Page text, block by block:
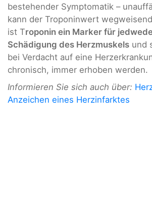
bestehender Symptomatik –
kann der Troponinwert
ist Troponin ein Marker für
Schädigung des Herzmuskels und
bei Verdacht auf eine
chronisch, immer erhoben werden.
Informieren Sie sich auch über:
Anzeichen eines Herzinfarktes